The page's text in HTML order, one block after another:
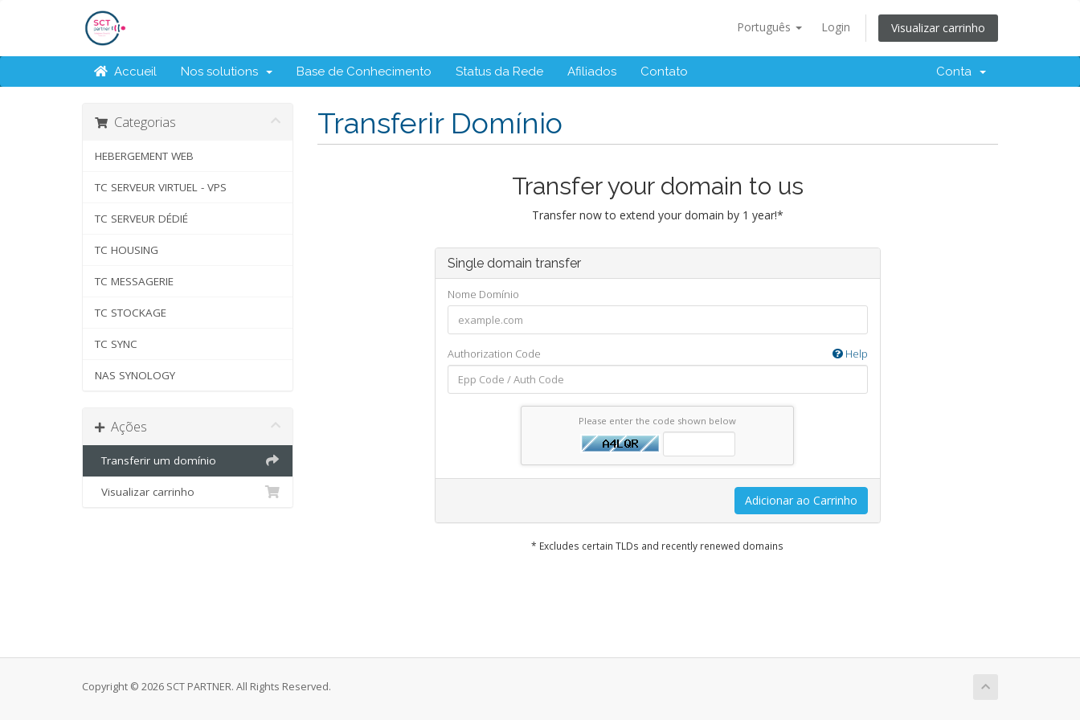
Português Login Visualizar carrinho
Accueil Nos solutions Base de Conhecimento Status da Rede Afiliados Contato Conta
Transferir Domínio
Categorias
HEBERGEMENT WEB
TC SERVEUR VIRTUEL - VPS
TC SERVEUR DÉDIÉ
TC HOUSING
TC MESSAGERIE
TC STOCKAGE
TC SYNC
NAS SYNOLOGY
Ações
Transferir um domínio
Visualizar carrinho
Transfer your domain to us
Transfer now to extend your domain by 1 year!*
Single domain transfer
Nome Domínio
Authorization Code Help
Please enter the code shown below
Adicionar ao Carrinho
* Excludes certain TLDs and recently renewed domains
Copyright © 2026 SCT PARTNER. All Rights Reserved.